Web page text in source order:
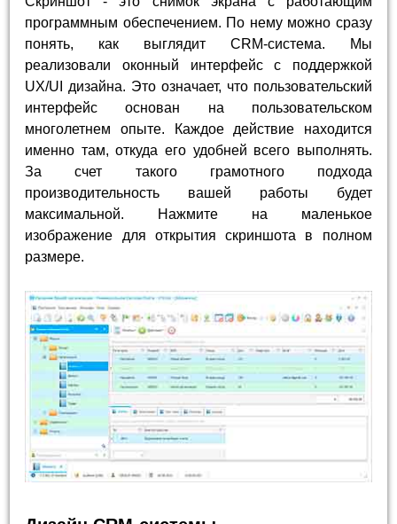
программным обеспечением. По нему можно сразу
понять, как выглядит CRM-система. Мы
реализовали оконный интерфейс с поддержкой
UX/UI дизайна. Это означает, что пользовательский
интерфейс основан на пользовательском
многолетнем опыте. Каждое действие находится
именно там, откуда его удобней всего выполнять.
За счет такого грамотного подхода
производительность вашей работы будет
максимальной. Нажмите на маленькое
изображение для открытия скриншота в полном
размере.